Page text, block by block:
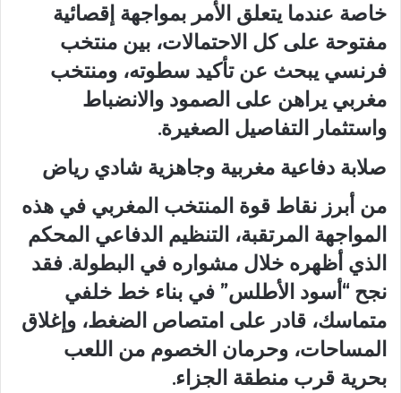
خاصة عندما يتعلق الأمر بمواجهة إقصائية
مفتوحة على كل الاحتمالات، بين منتخب
فرنسي يبحث عن تأكيد سطوته، ومنتخب
مغربي يراهن على الصمود والانضباط
واستثمار التفاصيل الصغيرة.
صلابة دفاعية مغربية وجاهزية شادي رياض
من أبرز نقاط قوة المنتخب المغربي في هذه
المواجهة المرتقبة، التنظيم الدفاعي المحكم
الذي أظهره خلال مشواره في البطولة. فقد
نجح “أسود الأطلس” في بناء خط خلفي
متماسك، قادر على امتصاص الضغط، وإغلاق
المساحات، وحرمان الخصوم من اللعب
بحرية قرب منطقة الجزاء.